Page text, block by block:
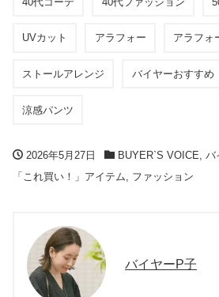
UVカット アラフォー アラフォ
ストールアレンジ バイヤーおすすめ
涼感パンツ
2026年5月27日 BUYER`S VOICE, バ
「これ買い！」アイテム, ファッション
バイヤーP子